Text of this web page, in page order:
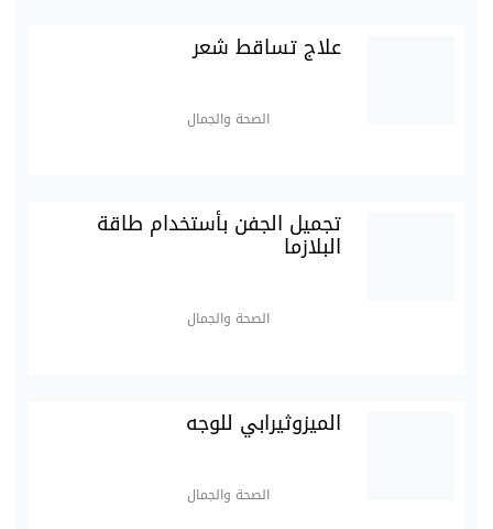
علاج تساقط شعر
الصحة والجمال
تجميل الجفن بأستخدام طاقة
البلازما
الصحة والجمال
الميزوثيرابي للوجه
الصحة والجمال